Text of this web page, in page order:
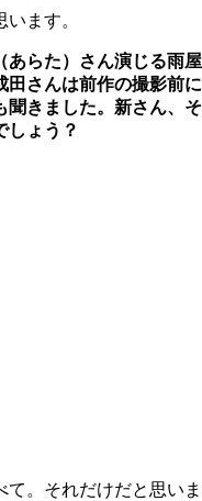
ます。
らた）さん演じる雨屋
田さんは前作の撮影前に
聞きました。新さん、そ
しょう？
。それだけだと思いま